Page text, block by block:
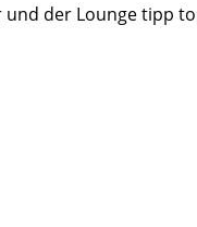
der Lounge tipp